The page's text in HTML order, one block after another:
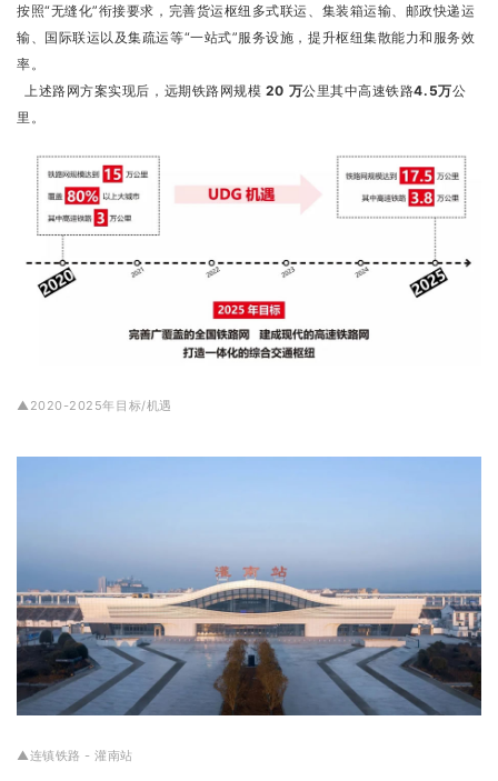
按照“无缝化”衔接要求，完善货运枢纽多式联运、集装箱运输、邮政快递运
输、国际联运以及集疏运等“一站式”服务设施，提升枢纽集散能力和服务效
率。
上述路网方案实现后，远期铁路网规模 20 万公里其中高速铁路4.5万公
里。
▲2020-2025年目标/机遇
▲连镇铁路 - 灌南站